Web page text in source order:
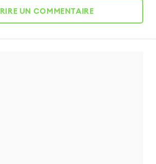
UN COMMENTAIRE